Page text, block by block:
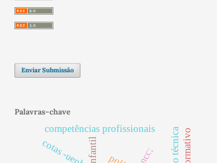
Enviar Submissão
Palavras-chave
bncc;
competências profissionais
cotas -uepb